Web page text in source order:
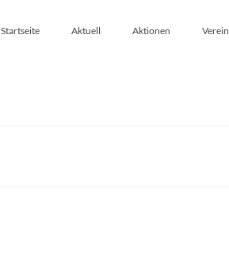
Startseite Aktuell Aktionen Verein